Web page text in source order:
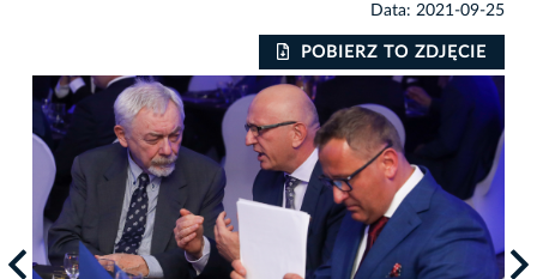
Data: 2021-09-25
POBIERZ TO ZDJĘCIE